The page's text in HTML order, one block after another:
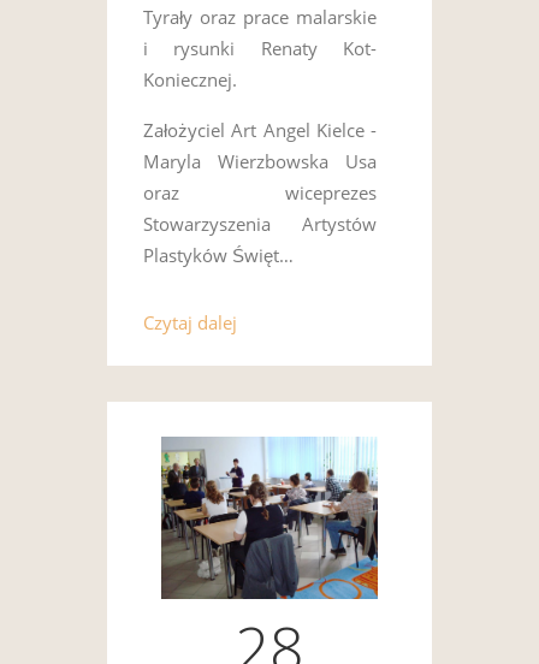
Tyrały oraz prace malarskie
i rysunki Renaty Kot-
Koniecznej.
Założyciel Art Angel Kielce -
Maryla Wierzbowska Usa
oraz wiceprezes
Stowarzyszenia Artystów
Plastyków Święt…
Czytaj dalej